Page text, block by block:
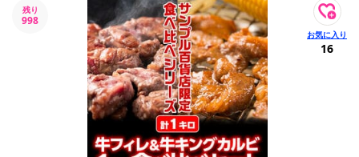
残り
998
16